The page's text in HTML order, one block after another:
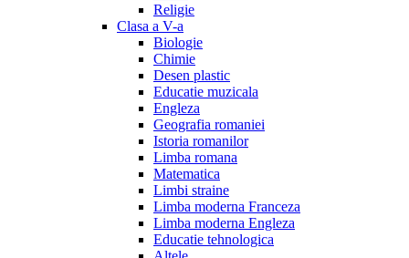
Religie
Clasa a V-a
Biologie
Chimie
Desen plastic
Educatie muzicala
Engleza
Geografia romaniei
Istoria romanilor
Limba romana
Matematica
Limbi straine
Limba moderna Franceza
Limba moderna Engleza
Educatie tehnologica